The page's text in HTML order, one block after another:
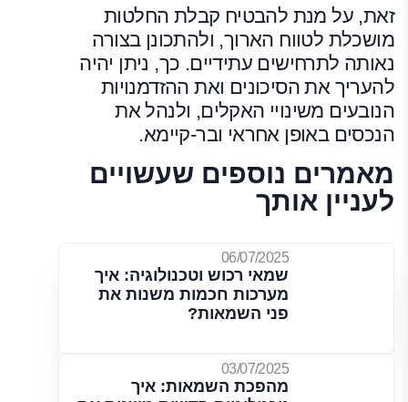
זאת, על מנת להבטיח קבלת החלטות
מושכלת לטווח הארוך, ולהתכונן בצורה
נאותה לתרחישים עתידיים. כך, ניתן יהיה
להעריך את הסיכונים ואת ההזדמנויות
הנובעים משינויי האקלים, ולנהל את
הנכסים באופן אחראי ובר-קיימא.
מאמרים נוספים שעשויים
לעניין אותך
06/07/2025
שמאי רכוש וטכנולוגיה: איך
מערכות חכמות משנות את
פני השמאות?
03/07/2025
מהפכת השמאות: איך